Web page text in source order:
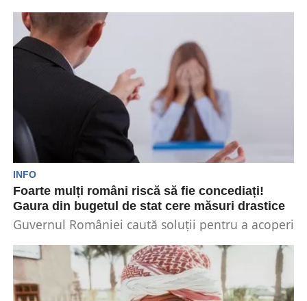
loc de muncă este un proces îndelungat.
Oamenii aleg...
INFO
Foarte mulți români riscă să fie concediați!
Gaura din bugetul de stat cere măsuri drastice
Guvernul României caută soluții pentru a acoperi